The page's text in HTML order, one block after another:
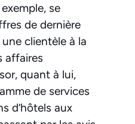
se
de dernière
clientèle à la
affaires
quant à lui,
de services
d’hôtels aux